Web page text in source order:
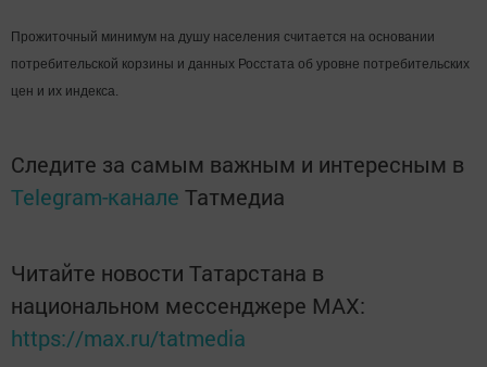
Прожиточный минимум на душу населения считается на основании
потребительской корзины и данных Росстата об уровне потребительских
цен и их индекса.
Следите за самым важным и интересным в
Telegram-канале Татмедиа
Читайте новости Татарстана в
национальном мессенджере MАХ:
https://max.ru/tatmedia